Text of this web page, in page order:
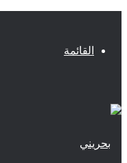
القائمة